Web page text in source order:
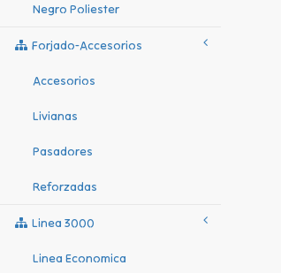
Negro Poliester
Forjado-Accesorios
Accesorios
Livianas
Pasadores
Reforzadas
Linea 3000
Linea Economica